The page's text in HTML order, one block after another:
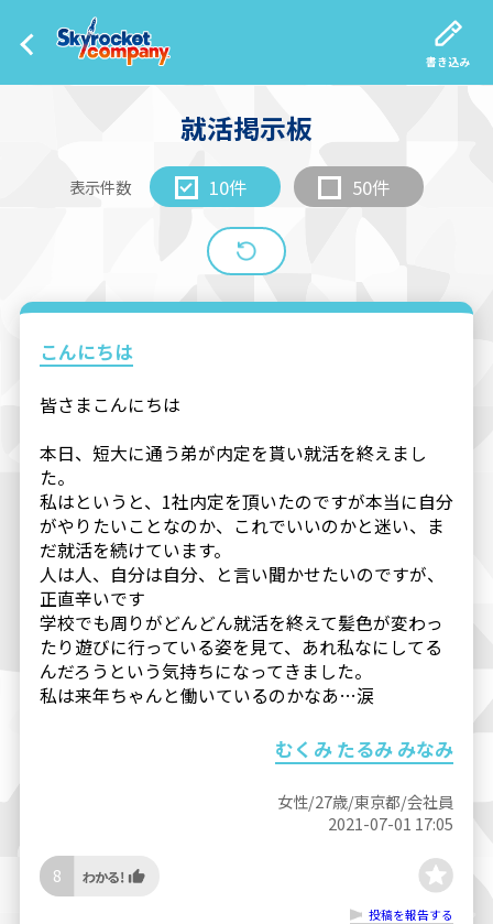
書き込み
就活掲示板
表示件数 10件 50件
こんにちは
皆さまこんにちは
本日、短大に通う弟が内定を貰い就活を終えまし
た。
私はというと、1社内定を頂いたのですが本当に自分
がやりたいことなのか、これでいいのかと迷い、ま
だ就活を続けています。
人は人、自分は自分、と言い聞かせたいのですが、
正直辛いです
学校でも周りがどんどん就活を終えて髪色が変わっ
たり遊びに行っている姿を見て、あれ私なにしてる
んだろうという気持ちになってきました。
私は来年ちゃんと働いているのかなあ…涙
むくみ たるみ みなみ
女性/27歳/東京都/会社員
2021-07-01 17:05
8
投稿を報告する